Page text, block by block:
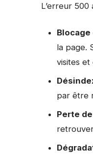
L’erreur
Blocage
la page.
visites
par être
Perte